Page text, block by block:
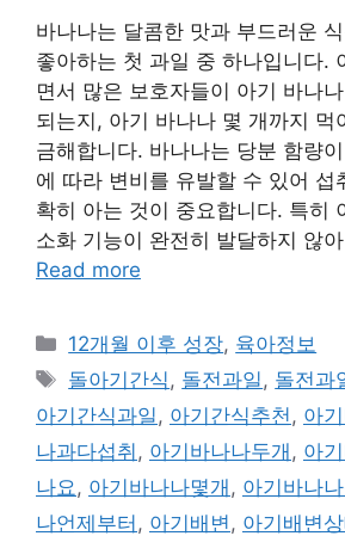
바나나는 달콤한 맛과 부드러운
좋아하는 첫 과일 중 하나입니다.
면서 많은 보호자들이 아기 바나
되는지, 아기 바나나 몇 개까지 먹
금해합니다. 바나나는 당분 함량
에 따라 변비를 유발할 수 있어 섭
확히 아는 것이 중요합니다. 특히
소화 기능이 완전히 발달하지 않
Read more
Categories
12개월 이후 성장, 육아정보
Tags
돌아기간식 , 돌전과일 , 돌전과
아기간식과일 , 아기간식추천 , 아
나과다섭취 , 아기바나나두개 , 아
나요 , 아기바나나몇개 , 아기바나
나언제부터 , 아기배변 , 아기배변